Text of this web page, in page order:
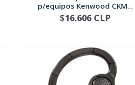
p/equipos Kenwood CKM...
+
$16.606 CLP